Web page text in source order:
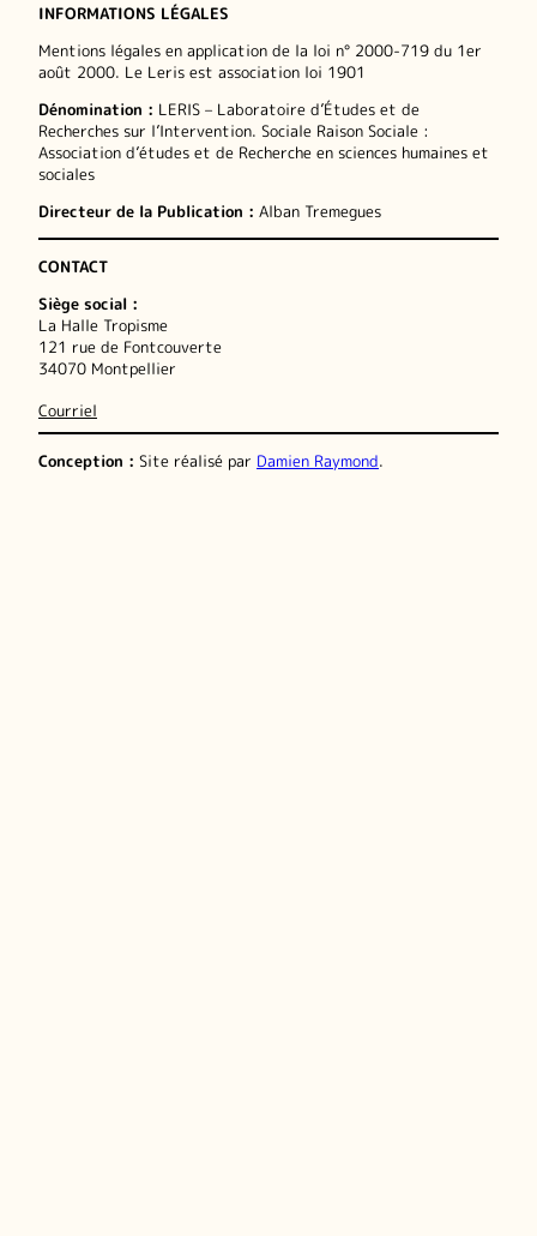
INFORMATIONS LÉGALES
Mentions légales en application de la loi n° 2000-719 du 1er
août 2000. Le Leris est association loi 1901
Dénomination : LERIS – Laboratoire d’Études et de
Recherches sur l’Intervention. Sociale Raison Sociale :
Association d’études et de Recherche en sciences humaines et
sociales
Directeur de la Publication : Alban Tremegues
CONTACT
Siège social :
La Halle Tropisme
121 rue de Fontcouverte
34070 Montpellier
Courriel
Conception : Site réalisé par Damien Raymond.